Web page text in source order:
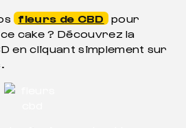
fleurs de CBD pour
cake ? Découvrez la
en cliquant simplement sur